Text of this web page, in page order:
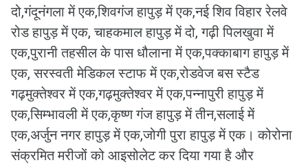
दो,गंदूनंगला में एक,शिवगंज हापुड़ में एक,नई शिव विहार रेलवे
रोड हापुड़ में एक, चाहकमाल हापुड़ में दो, गढ़ी पिलखुवा में
एक,पुरानी तहसील के पास धौलाना में एक,पक्काबाग हापुड़ में
एक, सरस्वती मेडिकल स्टाफ में एक,रोडवेज बस स्टैड
गढ़मुक्तेश्वर में एक,गढ़मुक्तेश्वर में एक,पन्नापुरी हापुड़ में
एक,सिम्भावली में एक,कृष्ण गंज हापुड़ में तीन,सलाई में
एक,अर्जुन नगर हापुड़ में एक,जोगी पुरा हापुड़ में एक। कोरोना
संक्रमित मरीजों को आइसोलेट कर दिया गया है और